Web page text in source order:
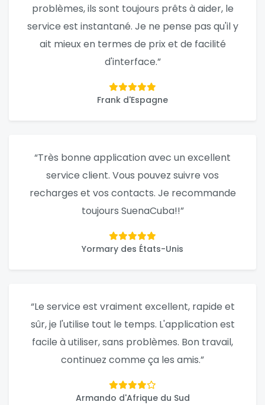
problèmes, ils sont toujours prêts à aider, le
service est instantané. Je ne pense pas qu'il y
ait mieux en termes de prix et de facilité
d'interface.”
Frank d'Espagne
“Très bonne application avec un excellent
service client. Vous pouvez suivre vos
recharges et vos contacts. Je recommande
toujours SuenaCuba!!”
Yormary des États-Unis
“Le service est vraiment excellent, rapide et
sûr, je l'utilise tout le temps. L'application est
facile à utiliser, sans problèmes. Bon travail,
continuez comme ça les amis.”
Armando d'Afrique du Sud